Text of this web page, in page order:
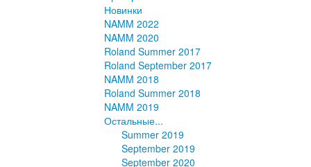
Новинки
NAMM 2022
NAMM 2020
Roland Summer 2017
Roland September 2017
NAMM 2018
Roland Summer 2018
NAMM 2019
Остальные...
Summer 2019
September 2019
September 2020